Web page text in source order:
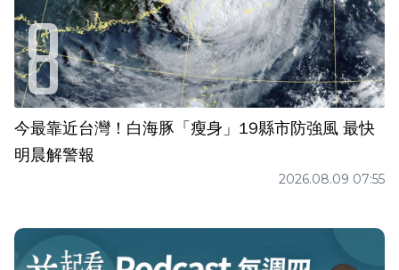
今最靠近台灣！白海豚「瘦身」19縣市防強風 最快
明晨解警報
2026.08.09 07:55